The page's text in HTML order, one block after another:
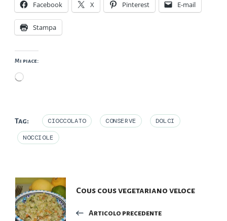
Facebook X Pinterest E-mail
Stampa
Mi piace:
Caricamento
Tag: CIOCCOLATO CONSERVE DOLCI
NOCCIOLE
Navigazione
articoli
Cous cous vegetariano veloce
Articolo precedente